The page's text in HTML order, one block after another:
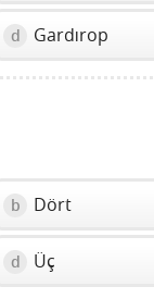
d Gardırop
b Dört
d Üç